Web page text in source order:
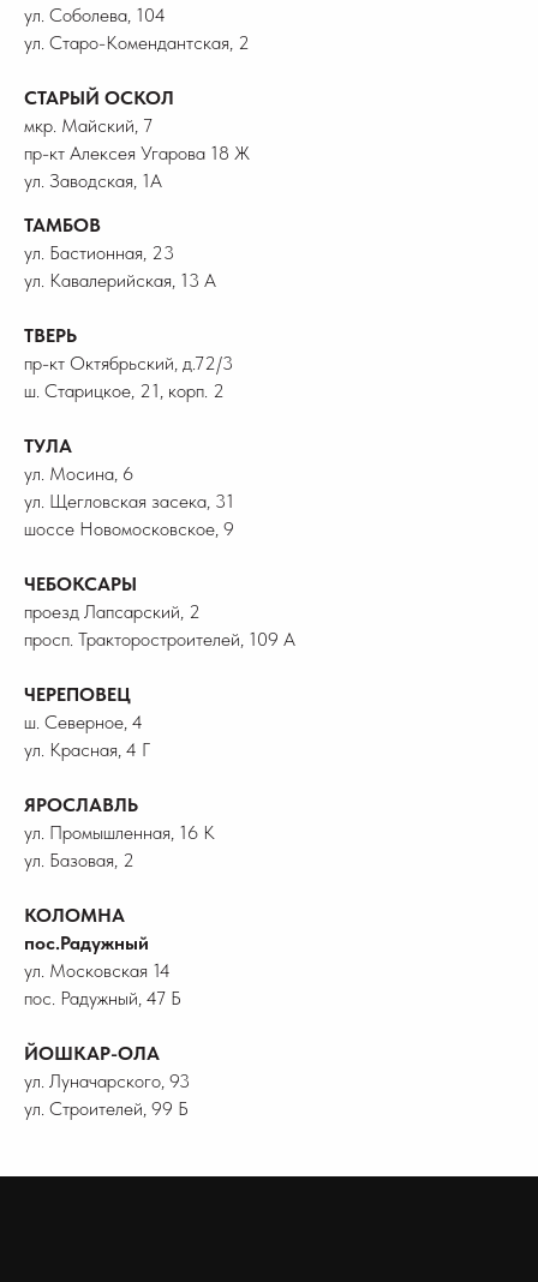
ул. Соболева, 104
ул. Старо-Комендантская, 2
СТАРЫЙ ОСКОЛ
мкр. Майский, 7
пр-кт Алексея Угарова 18 Ж
ул. Заводская, 1А
ТАМБОВ
ул. Бастионная, 23
ул. Кавалерийская, 13 А
ТВЕРЬ
пр-кт Октябрьский, д.72/3
ш. Старицкое, 21, корп. 2
ТУЛА
ул. Мосина, 6
ул. Щегловская засека, 31
шоссе Новомосковское, 9
ЧЕБОКСАРЫ
проезд Лапсарский, 2
просп. Тракторостроителей, 109 А
ЧЕРЕПОВЕЦ
ш. Северное, 4
ул. Красная, 4 Г
ЯРОСЛАВЛЬ
ул. Промышленная, 16 К
ул. Базовая, 2
КОЛОМНА
пос.Радужный
ул. Московская 14
пос. Радужный, 47 Б
ЙОШКАР-ОЛА
ул. Луначарского, 93
ул. Строителей, 99 Б